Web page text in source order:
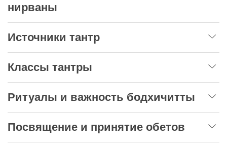
нирваны
Источники тантр
Классы тантры
Ритуалы и важность бодхичитты
Посвящение и принятие обетов